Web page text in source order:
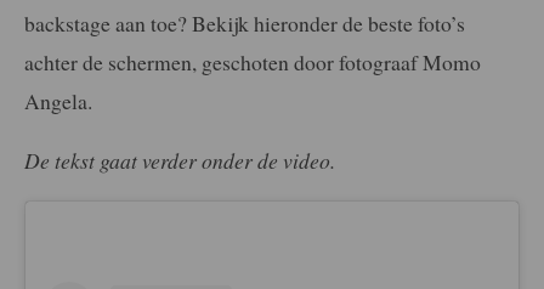
backstage aan toe? Bekijk hieronder de beste foto’s
achter de schermen, geschoten door fotograaf Momo
Angela.
De tekst gaat verder onder de video.